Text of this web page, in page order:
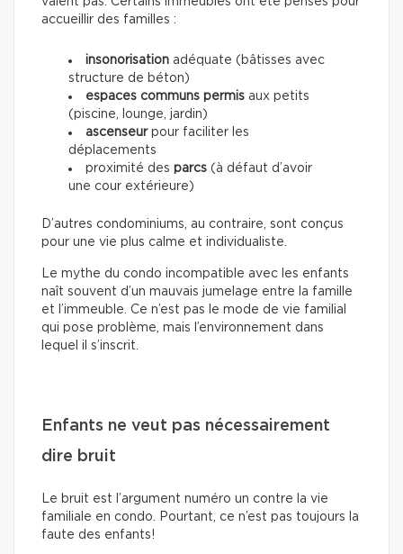
accueillir des familles :
insonorisation adéquate (bâtisses avec
structure de béton)
espaces communs permis aux petits
(piscine, lounge, jardin)
ascenseurpour faciliter les
déplacements
proximité des parcs (à défaut d’avoir
une cour extérieure)
D’autres condominiums, au contraire, sont conçus
pour une vie plus calme et individualiste.
Le mythe du condo incompatible avec les enfants
naît souvent d’un mauvais jumelage entre la famille
et l’immeuble. Ce n’est pas le mode de vie familial
qui pose problème, mais l’environnement dans
lequel il s’inscrit.
Enfants ne veut pas nécessairement
dire bruit
Le bruit est l’argument numéro un contre la vie
familiale en condo. Pourtant, ce n’est pas toujours la
faute des enfants!